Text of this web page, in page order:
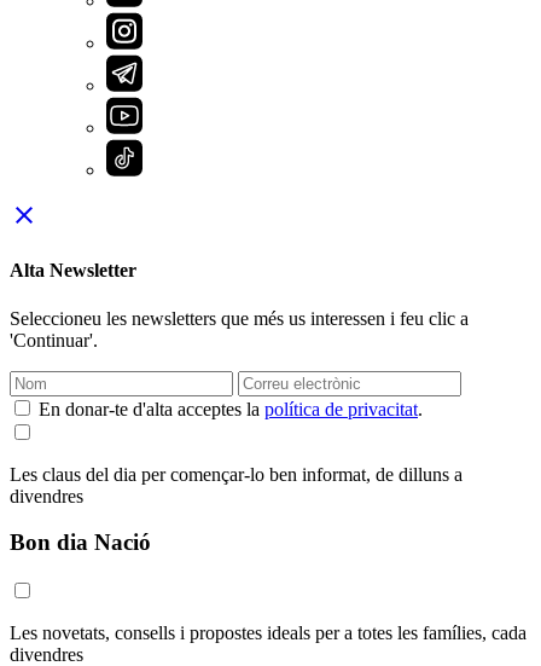
close
Alta Newsletter
Seleccioneu les newsletters que més us interessen i feu clic a
'Continuar'.
En donar-te d'alta acceptes la política de privacitat.
Les claus del dia per començar-lo ben informat, de dilluns a
divendres
Bon dia Nació
Les novetats, consells i propostes ideals per a totes les famílies, cada
divendres